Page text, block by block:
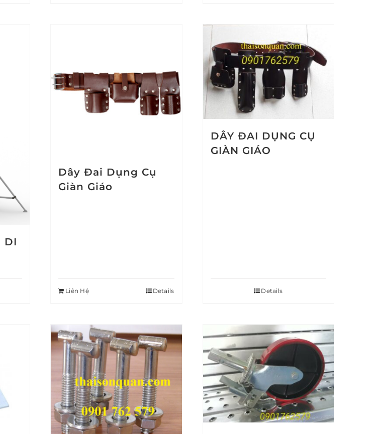
DI
Dây Đai Dụng Cụ
Giàn Giáo
Liên Hệ Details
DÂY ĐAI DỤNG CỤ
GIÀN GIÁO
Details